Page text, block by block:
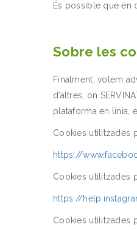
És possible que en
Sobre les
Finalment, volem
d’altres, on
plataforma en línia,
Cookies utilitzades
https://
Cookies utilitzades
https://
Cookies utilitzades